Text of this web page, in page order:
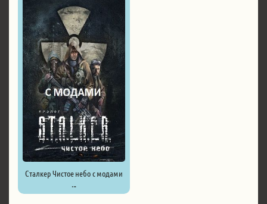
Сталкер Чистое небо с модами
...